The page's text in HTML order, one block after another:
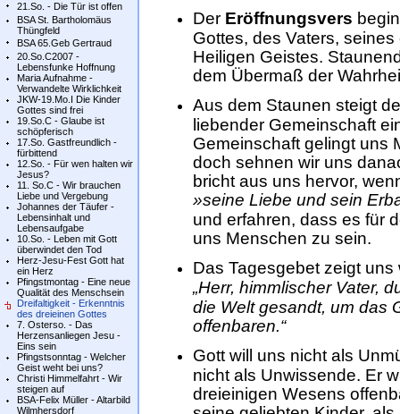
21.So. - Die Tür ist offen
BSA St. Bartholomäus
Thüngfeld
BSA 65.Geb Gertraud
20.So.C2007 -
Lebensfunke Hoffnung
Maria Aufnahme -
Verwandelte Wirklichkeit
JKW-19.Mo.I Die Kinder
Gottes sind frei
19.So.C - Glaube ist
schöpferisch
17.So. Gastfreundlich -
fürbittend
12.So. - Für wen halten wir
Jesus?
11. So.C - Wir brauchen
Liebe und Vergebung
Johannes der Täufer -
Lebensinhalt und
Lebensaufgabe
10.So. - Leben mit Gott
überwindet den Tod
Herz-Jesu-Fest Gott hat
ein Herz
Pfingstmontag - Eine neue
Qualität des Menschsein
Dreifaltigkeit - Erkenntnis
des dreieinen Gottes
7. Osterso. - Das
Herzensanliegen Jesu -
Eins sein
Pfingstsonntag - Welcher
Geist weht bei uns?
Christi Himmelfahrt - Wir
steigen auf
BSA-Felix Müller - Altarbild
Wilmhersdorf
Der Eröffnungsvers
Gottes, des Vaters,
Heiligen Geistes.
dem Übermaß der
Aus dem Staunen steigt
liebender Gemeinschaft
Gemeinschaft gelingt uns
doch sehnen wir uns
bricht aus uns hervor,
»seine Liebe und sein
und erfahren, dass es für
uns Menschen zu sein.
Das Tagesgebet zeigt
„Herr, himmlischer Vater,
die Welt gesandt, um das
offenbaren.“
Gott will uns nicht als
nicht als Unwissende. Er
dreieinigen Wesens